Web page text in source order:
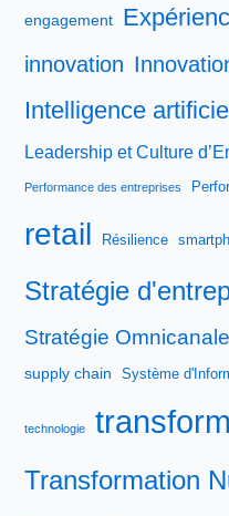
engagement
innovation
Intelligence
Leadership et Culture
Performance des entreprises
retail Résilience
Stratégie
Stratégie Omnicanale
supply chain
Système
technologie
Transformation